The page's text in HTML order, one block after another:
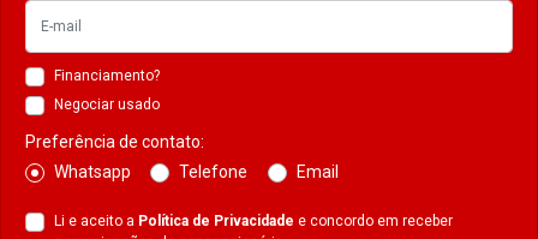
Financiamento?
Negociar usado
Preferência de contato:
Whatsapp
Telefone Email
Li e aceito a Política de Privacidade e concordo em receber